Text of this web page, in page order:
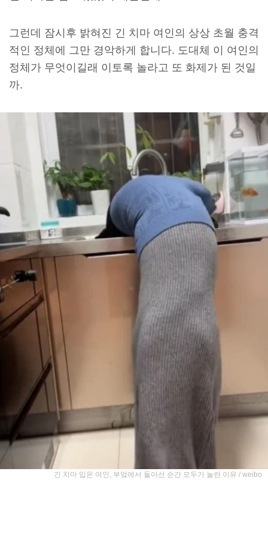
그런데 잠시후 밝혀진 긴 치마 여인의 상상 초월 충격
적인 정체에 그만 경악하게 합니다. 도대체 이 여인의
정체가 무엇이길래 이토록 놀라고 또 화제가 된 것일
까.
긴 치마 입은 여인, 부엌에서 돌아선 순간 모두가 놀란 이유 / weibo